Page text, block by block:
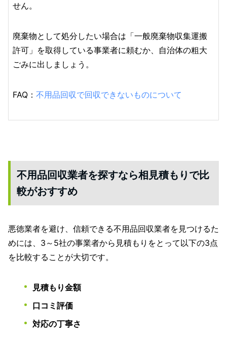
せん。
廃棄物として処分したい場合は「一般廃棄物収集運搬
許可」を取得している事業者に頼むか、自治体の粗大
ごみに出しましょう。
FAQ： 不用品回収で回収できないものについて
不用品回収業者を探すなら相見積もりで比
較がおすすめ
悪徳業者を避け、信頼できる不用品回収業者を見つけるた
めには、3～5社の事業者から見積もりをとって以下の3点
を比較することが大切です。
見積もり金額
口コミ評価
対応の丁寧さ